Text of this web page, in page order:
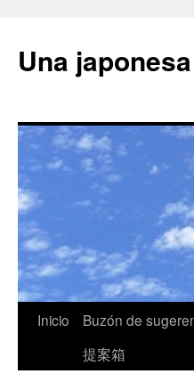
Una
Inicio
Buzón de
提案箱